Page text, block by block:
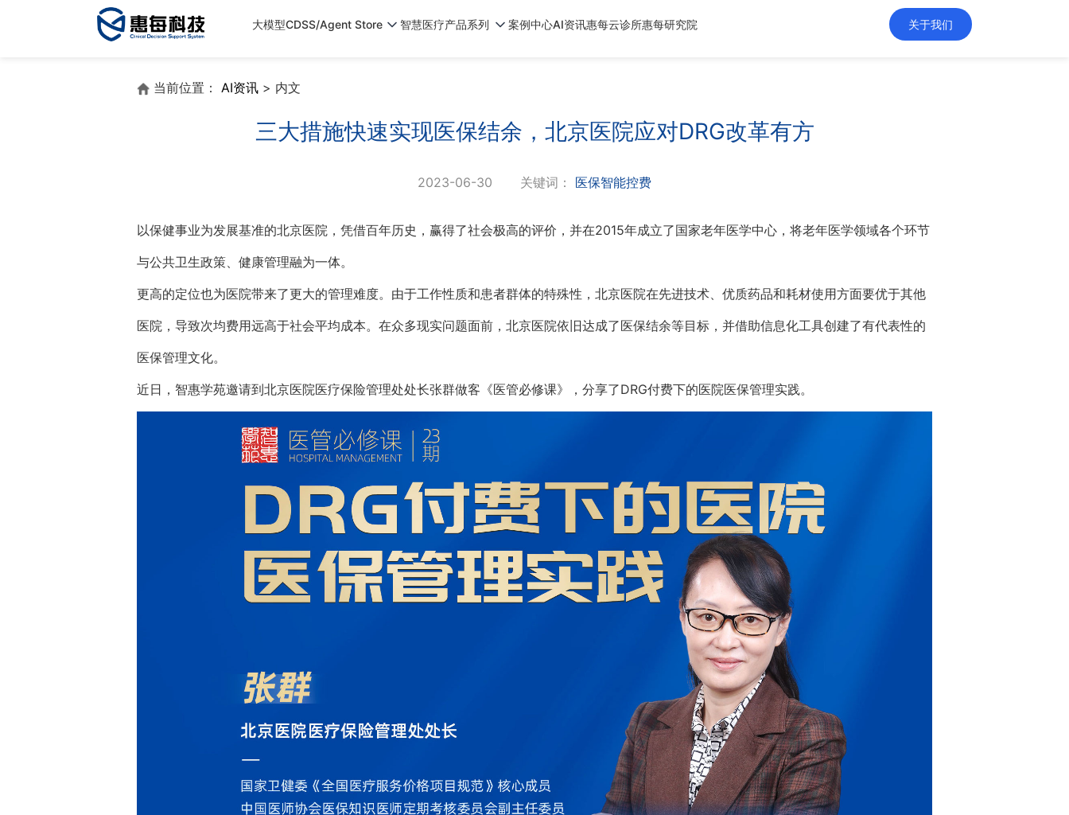
大模型CDSS/Agent Store 智慧医疗产品系列 案例中心AI资讯惠每云诊所惠每研究院 关于我们
当前位置： AI资讯 > 内文
三大措施快速实现医保结余，北京医院应对DRG改革有方
2023-06-30 关键词： 医保智能控费
以保健事业为发展基准的北京医院，凭借百年历史，赢得了社会极高的评价，并在2015年成立了国家老年医学中心，将老年医学领域各个环节
与公共卫生政策、健康管理融为一体。
更高的定位也为医院带来了更大的管理难度。由于工作性质和患者群体的特殊性，北京医院在先进技术、优质药品和耗材使用方面要优于其他
医院，导致次均费用远高于社会平均成本。在众多现实问题面前，北京医院依旧达成了医保结余等目标，并借助信息化工具创建了有代表性的
医保管理文化。
近日，智惠学苑邀请到北京医院医疗保险管理处处长张群做客《医管必修课》，分享了DRG付费下的医院医保管理实践。